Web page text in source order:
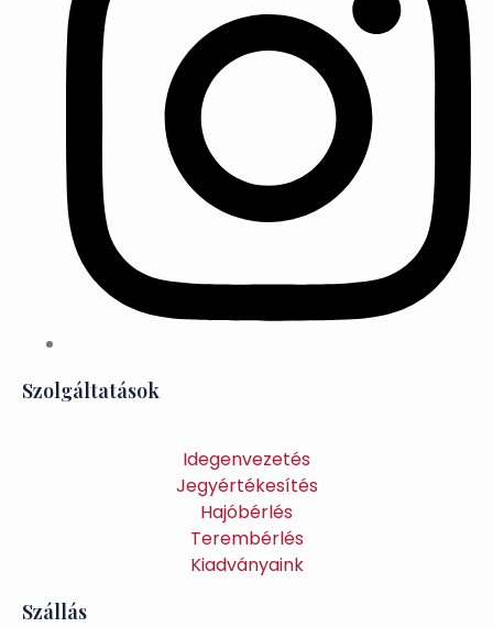
Szolgáltatások
Idegenvezetés
Jegyértékesítés
Hajóbérlés
Terembérlés
Kiadványaink
Szállás